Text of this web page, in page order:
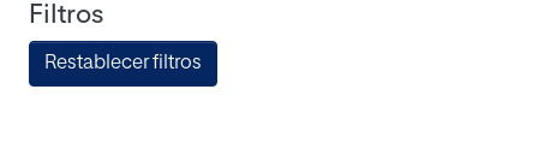
Filtros
Restablecer filtros